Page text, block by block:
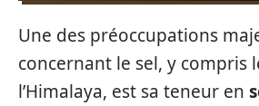
Une des préoccupations
concernant le sel, y compris
l’Himalaya, est sa teneur en